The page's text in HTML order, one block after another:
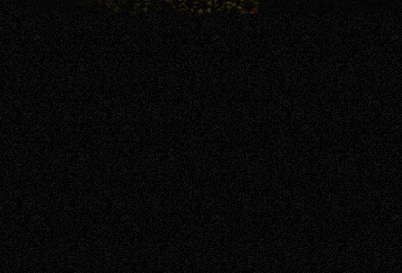
民，誆稱能
「用股票換塔
位憑證」幫忙
解套，導致無
辜民眾落入連
環剝皮的陷
阱。本文由刑
事專業的蕭告
律師事務所為
您全面解析，
拆解最新「生
基位話術」，
並提供關鍵的
完整
求職
普。